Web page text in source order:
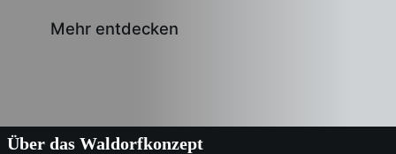
Mehr entdecken
Über das Waldorfkonzept